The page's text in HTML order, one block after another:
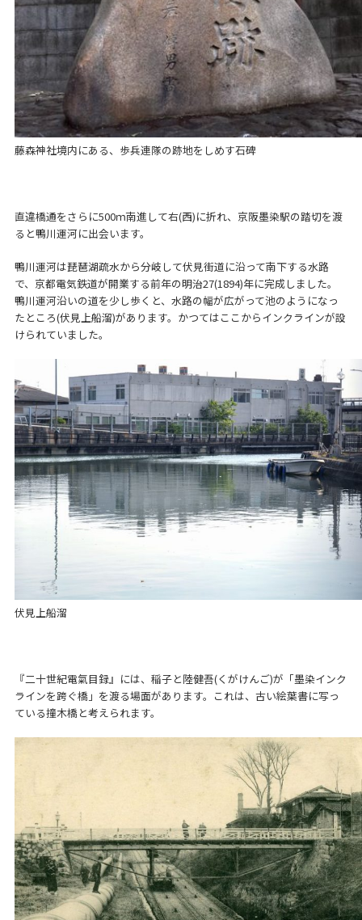
藤森神社境内にある、歩兵連隊の跡地をしめす石碑
直違橋通をさらに500ｍ南進して右(西)に折れ、京阪墨染駅の踏切を渡
ると鴨川運河に出会います。
鴨川運河は琵琶湖疏水から分岐して伏見街道に沿って南下する水路
で、京都電気鉄道が開業する前年の明治27(1894)年に完成しました。
鴨川運河沿いの道を少し歩くと、水路の幅が広がって池のようになっ
たところ(伏見上船溜)があります。かつてはここからインクラインが設
けられていました。
伏見上船溜
『二十世紀電氣目録』には、稲子と陸健吾(くがけんご)が「墨染インク
ラインを跨ぐ橋」を渡る場面があります。これは、古い絵葉書に写っ
ている撞木橋と考えられます。